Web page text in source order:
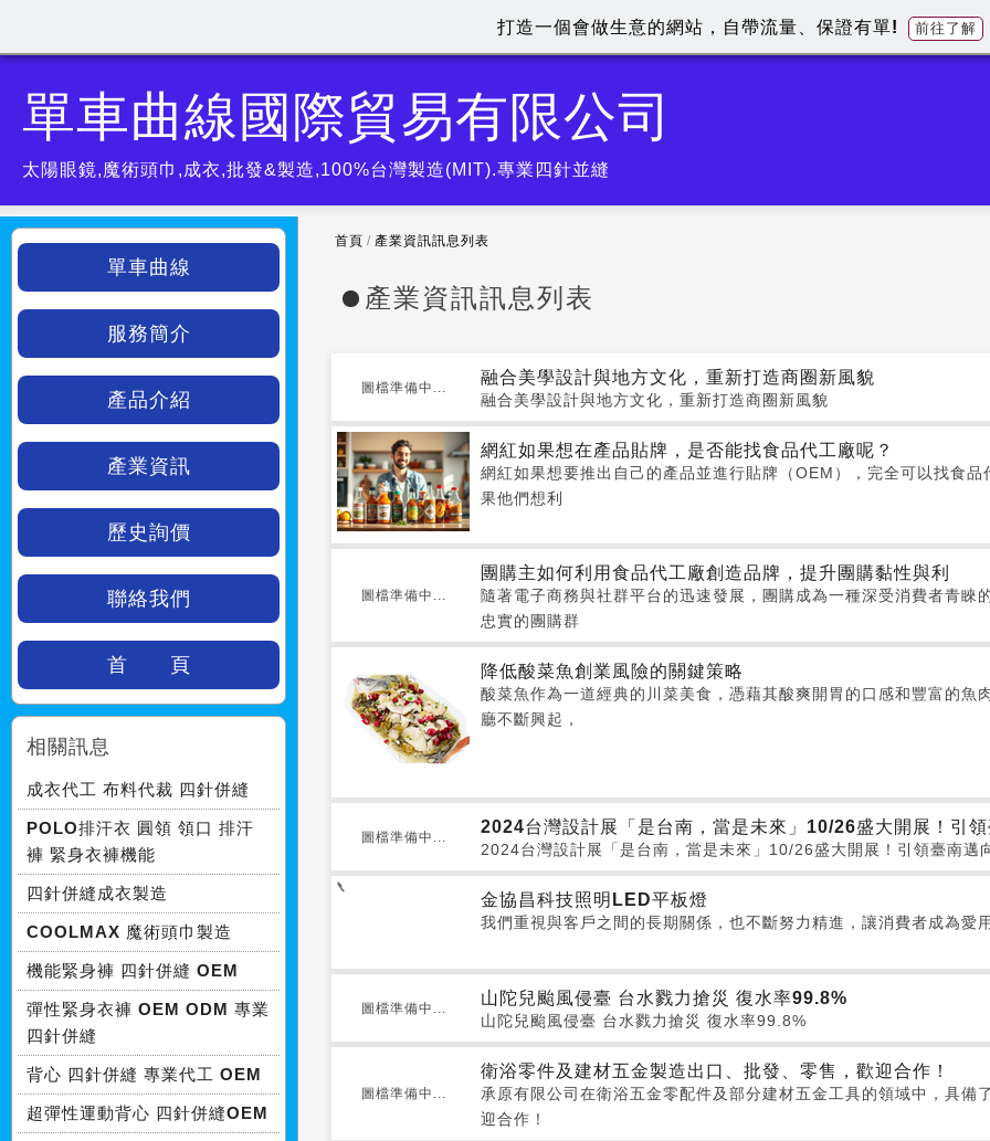
單車曲線國際貿易有限公司
太陽眼鏡,魔術頭巾,成衣,批發&製造,100%台灣製造(MIT).專業四針並縫
首頁 / 產業資訊訊息列表
產業資訊訊息列表
圖檔準備中...
融合美學設計與地方文化，重新打造商圈新風貌
融合美學設計與地方文化，重新打造商圈新風貌
網紅如果想在產品貼牌，是否能找食品代工廠呢？
網紅如果想要推出自己的產品並進行貼牌（OEM），完全可以找食
果他們想利
圖檔準備中...
團購主如何利用食品代工廠創造品牌，提升團購黏性與利
隨著電子商務與社群平台的迅速發展，團購成為一種深受消費者青
忠實的團購群
降低酸菜魚創業風險的關鍵策略
酸菜魚作為一道經典的川菜美食，憑藉其酸爽開胃的口感和豐富的
廳不斷興起，
圖檔準備中...
2024台灣設計展「是台南，當是未來」10/26盛大開展！引
2024台灣設計展「是台南，當是未來」10/26盛大開展！引領臺南
金協昌科技照明LED平板燈
我們重視與客戶之間的長期關係，也不斷努力精進，讓消費者成為愛
圖檔準備中...
山陀兒颱風侵臺 台水戮力搶災 復水率99.8%
山陀兒颱風侵臺 台水戮力搶災 復水率99.8%
圖檔準備中...
衛浴零件及建材五金製造出口、批發、零售，歡迎合作！
承原有限公司在衛浴五金零配件及部分建材五金工具的領域中，具
迎合作！
單車曲線
服務簡介
產品介紹
產業資訊
歷史詢價
聯絡我們
首 頁
相關訊息
成衣代工 布料代裁 四針併縫
POLO排汗衣 圓領 領口 排汗
褲 緊身衣褲機能
四針併縫成衣製造
COOLMAX 魔術頭巾製造
機能緊身褲 四針併縫 OEM
彈性緊身衣褲 OEM ODM 專業
四針併縫
背心 四針併縫 專業代工 OEM
超彈性運動背心 四針併縫OEM
打造一個會做生意的網站，自帶流量、保證有單! 前往了解